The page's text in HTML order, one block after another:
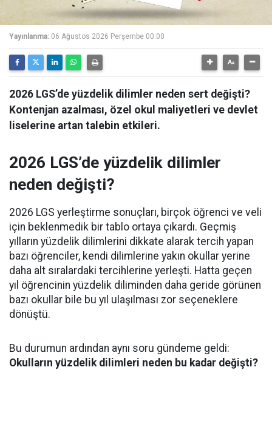
Yayınlanma: 06 Ağustos 2026 Perşembe 00:00
2026 LGS’de yüzdelik dilimler neden sert değişti?
Kontenjan azalması, özel okul maliyetleri ve devlet
liselerine artan talebin etkileri.
2026 LGS’de yüzdelik dilimler
neden değişti?
2026 LGS yerleştirme sonuçları, birçok öğrenci ve veli
için beklenmedik bir tablo ortaya çıkardı. Geçmiş
yılların yüzdelik dilimlerini dikkate alarak tercih yapan
bazı öğrenciler, kendi dilimlerine yakın okullar yerine
daha alt sıralardaki tercihlerine yerleşti. Hatta geçen
yıl öğrencinin yüzdelik diliminden daha geride görünen
bazı okullar bile bu yıl ulaşılması zor seçeneklere
dönüştü.
Bu durumun ardından aynı soru gündeme geldi:
Okulların yüzdelik dilimleri neden bu kadar değişti?